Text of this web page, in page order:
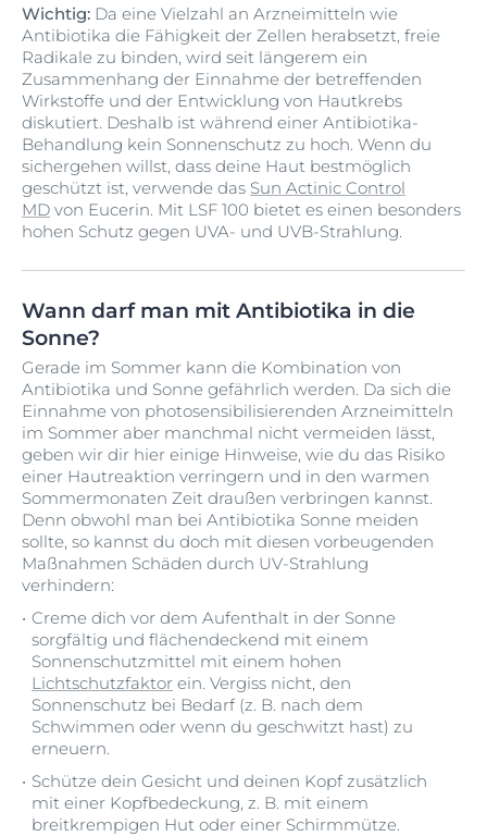
Wichtig: Da eine Vielzahl an Arzneimitteln wie
Antibiotika die Fähigkeit der Zellen herabsetzt, freie
Radikale zu binden, wird seit längerem ein
Zusammenhang der Einnahme der betreffenden
Wirkstoffe und der Entwicklung von Hautkrebs
diskutiert. Deshalb ist während einer Antibiotika-
Behandlung kein Sonnenschutz zu hoch. Wenn du
sichergehen willst, dass deine Haut bestmöglich
geschützt ist, verwende das Sun Actinic Control
MD von Eucerin. Mit LSF 100 bietet es einen besonders
hohen Schutz gegen UVA- und UVB-Strahlung.
Wann darf man mit Antibiotika in die
Sonne?
Gerade im Sommer kann die Kombination von
Antibiotika und Sonne gefährlich werden. Da sich die
Einnahme von photosensibilisierenden Arzneimitteln
im Sommer aber manchmal nicht vermeiden lässt,
geben wir dir hier einige Hinweise, wie du das Risiko
einer Hautreaktion verringern und in den warmen
Sommermonaten Zeit draußen verbringen kannst.
Denn obwohl man bei Antibiotika Sonne meiden
sollte, so kannst du doch mit diesen vorbeugenden
Maßnahmen Schäden durch UV-Strahlung
verhindern:
Creme dich vor dem Aufenthalt in der Sonne
sorgfältig und flächendeckend mit einem
Sonnenschutzmittel mit einem hohen
Lichtschutzfaktor ein. Vergiss nicht, den
Sonnenschutz bei Bedarf (z. B. nach dem
Schwimmen oder wenn du geschwitzt hast) zu
erneuern.
Schütze dein Gesicht und deinen Kopf zusätzlich
mit einer Kopfbedeckung, z. B. mit einem
breitkrempigen Hut oder einer Schirmmütze.